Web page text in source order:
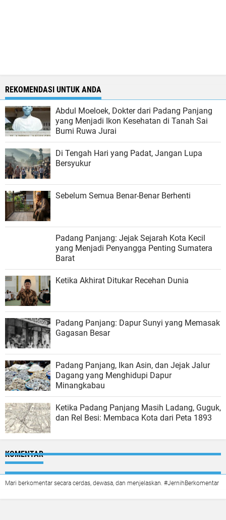
REKOMENDASI UNTUK ANDA
Abdul Moeloek, Dokter dari Padang Panjang
yang Menjadi Ikon Kesehatan di Tanah Sai
Bumi Ruwa Jurai
Di Tengah Hari yang Padat, Jangan Lupa
Bersyukur
Sebelum Semua Benar-Benar Berhenti
Padang Panjang: Jejak Sejarah Kota Kecil
yang Menjadi Penyangga Penting Sumatera
Barat
Ketika Akhirat Ditukar Recehan Dunia
Padang Panjang: Dapur Sunyi yang Memasak
Gagasan Besar
Padang Panjang, Ikan Asin, dan Jejak Jalur
Dagang yang Menghidupi Dapur
Minangkabau
Ketika Padang Panjang Masih Ladang, Guguk,
dan Rel Besi: Membaca Kota dari Peta 1893
KOMENTAR
Mari berkomentar secara cerdas, dewasa, dan menjelaskan. #JernihBerkomentar